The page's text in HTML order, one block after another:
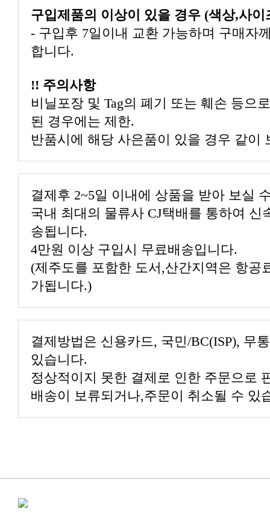
구입제품의 이상이 있을 경우 (색상,사
합니다.
!! 주의사항
된 경우에는 제한.
반품시에 해당 사은품이 있을 경우 같이
결제후 2~5일 이내에 상품을 받아 보실
송됩니다.
4만원 이상 구입시 무료배송입니다.
가됩니다.)
있습니다.
배송이 보류되거나,주문이 취소될 수 있